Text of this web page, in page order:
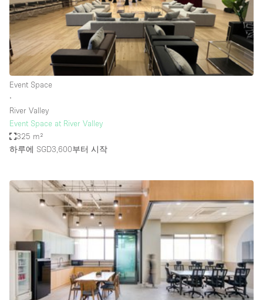
Bar
Bathroom
Car Display
Concierge
Counters
Daylight
Electricity
Elevator
Furniture
Garden
Garment Rack
Ground Floor
Handicap Accessible
Haussmann Style
Event Space
∙
River Valley
Event Space at River Valley
325 m²
하루에 SGD3,600부터 시작